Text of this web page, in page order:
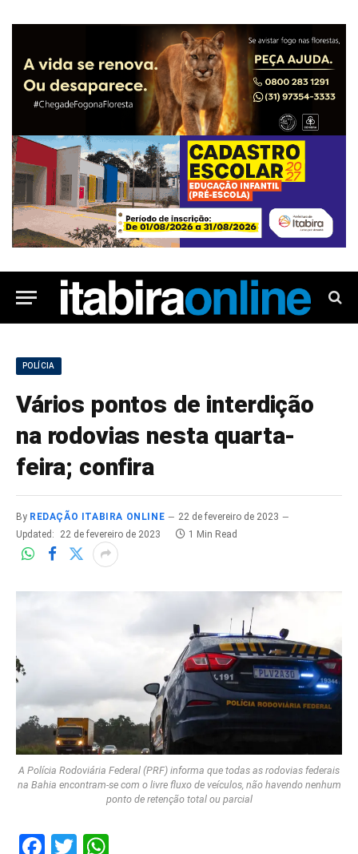
POLÍCIA
Vários pontos de interdição
na rodovias nesta quarta-
feira; confira
By REDAÇÃO ITABIRA ONLINE
22 de fevereiro de 2023
Updated:
22 de fevereiro de 2023 1 Min Read
A Polícia Rodoviária Federal (PRF) informa que todas as rodovias federais
na Bahia encontram-se com o livre fluxo de veículos, não havendo nenhum
ponto de retenção total ou parcial
Facebook
Twitter